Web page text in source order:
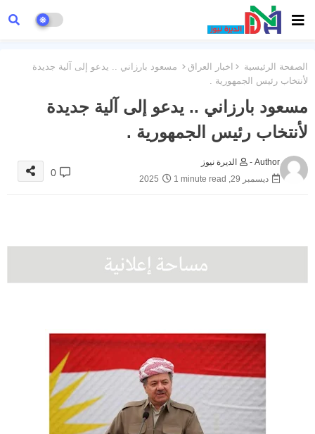
الصفحة الرئيسية اخبار العراق
مسعود بارزاني .. يدعو إلى آلية جديدة
لأنتخاب رئيس الجمهورية .
مسعود بارزاني .. يدعو إلى آلية جديدة
لأنتخاب رئيس الجمهورية .
Author -
الديرة نيوز
ديسمبر 29, 2025
1 minute read
0